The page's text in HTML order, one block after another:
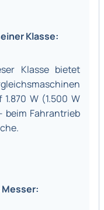
Klasse:
Klasse bietet
W (1.500 W
beim Fahrantrieb